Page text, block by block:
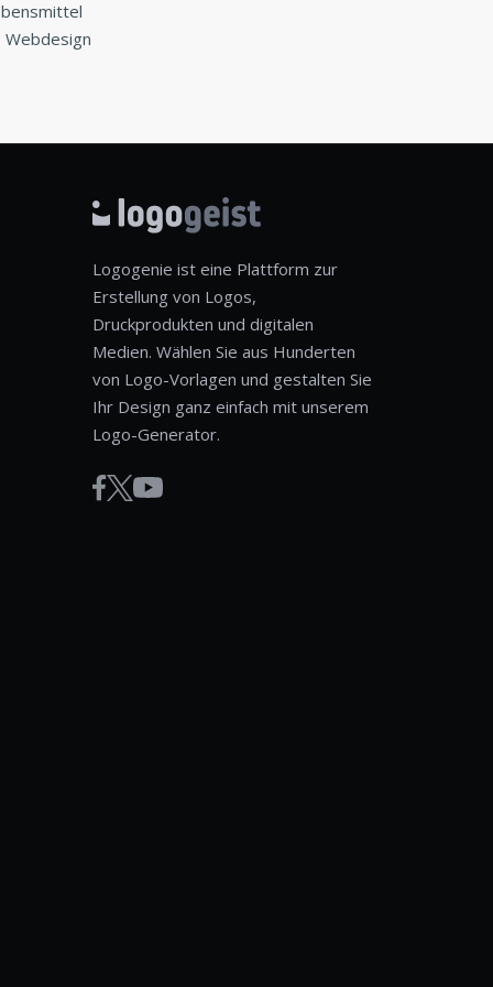
Webdesign
Logogenie ist eine Plattform zur
Erstellung von Logos,
Druckprodukten und digitalen
Medien. Wählen Sie aus Hunderten
von Logo-Vorlagen und gestalten Sie
Ihr Design ganz einfach mit unserem
Logo-Generator.